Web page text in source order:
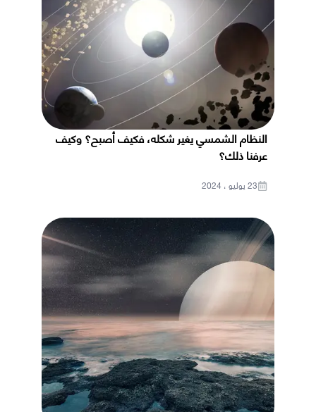
النظام الشمسي يغير شكله، فكيف أصبح؟ وكيف
عرفنا ذلك؟
23 يوليو ، 2024